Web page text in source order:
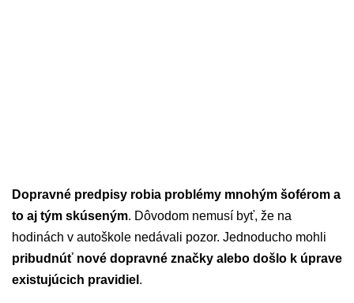
Dopravné predpisy robia problémy mnohým šoférom a
to aj tým skúseným. Dôvodom nemusí byť, že na
hodinách v autoškole nedávali pozor. Jednoducho mohli
pribudnúť nové dopravné značky alebo došlo k úprave
existujúcich pravidiel .